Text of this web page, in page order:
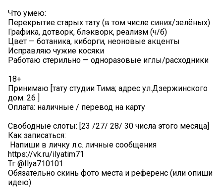
Что умею:
Перекрытие старых тату (в том числе синих/зелёных)
Графика, дотворк, блэкворк, реализм (ч/б)
Цвет — ботаника, киборги, неоновые акценты
Исправляю чужие косяки
Работаю стерильно — одноразовые иглы/расходники
18+
Принимаю [тату студии Тима; адрес ул.Дзержинского
дом. 26 ]
Оплата: наличные / перевод на карту
Свободные слоты: [23 /27/ 28/ 30 числа этого месяца]
Как записаться:
️ Напиши в личку л.с. личные сообщения
https://vk.ru/ilyatim71
Тг @Ilya710101
Обязательно скинь фото места и референс (или опиши
идею)